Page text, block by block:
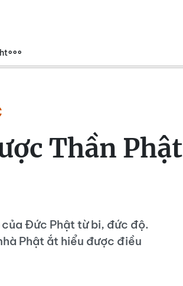
Thần Phật
Đức Phật từ bi, đức độ.
Phật ắt hiểu được điều